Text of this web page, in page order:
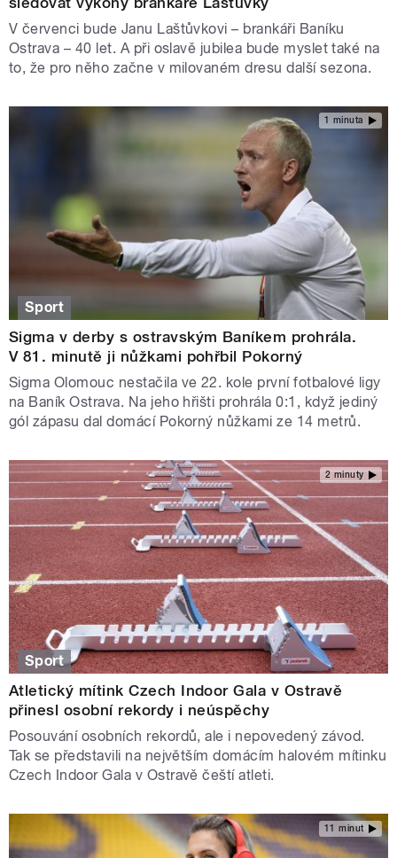
V červenci bude Janu Laštůvkovi – brankáři Baníku
Ostrava – 40 let. A při oslavě jubilea bude myslet také na
to, že pro něho začne v milovaném dresu další sezona.
1 minuta
Sport
Sigma v derby s ostravským Baníkem prohrála.
V 81. minutě ji nůžkami pohřbil Pokorný
Sigma Olomouc nestačila ve 22. kole první fotbalové ligy
na Baník Ostrava. Na jeho hřišti prohrála 0:1, když jediný
gól zápasu dal domácí Pokorný nůžkami ze 14 metrů.
2 minuty
Sport
Atletický mítink Czech Indoor Gala v Ostravě
přinesl osobní rekordy i neúspěchy
Posouvání osobních rekordů, ale i nepovedený závod.
Tak se představili na největším domácím halovém mítinku
Czech Indoor Gala v Ostravě čeští atleti.
11 minut